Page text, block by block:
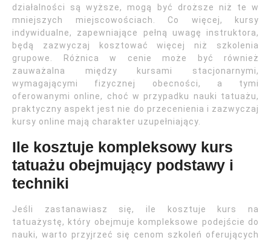
działalności są wyższe, mogą być droższe niż te w
mniejszych miejscowościach. Co więcej, kursy
indywidualne, zapewniające pełną uwagę instruktora,
będą zazwyczaj kosztować więcej niż szkolenia
grupowe. Różnica w cenie może być również
zauważalna między kursami stacjonarnymi,
wymagającymi fizycznej obecności, a tymi
oferowanymi online, choć w przypadku nauki tatuażu,
praktyczny aspekt jest nie do przecenienia i zazwyczaj
kursy online mają charakter uzupełniający.
Ile kosztuje kompleksowy kurs
tatuażu obejmujący podstawy i
techniki
Jeśli zastanawiasz się, ile kosztuje kurs na
tatuażystę, który obejmuje kompleksowe podejście do
nauki, warto przyjrzeć się cenom szkoleń oferujących